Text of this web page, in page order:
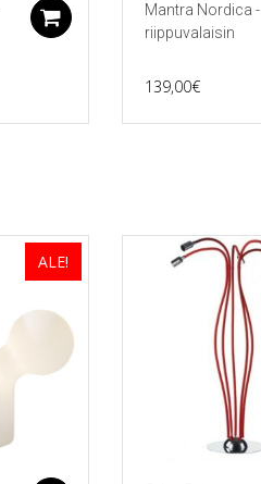
Lisää ostoskoriin
Mantra Nordica -
riippuvalaisin
139,00€
ALE!